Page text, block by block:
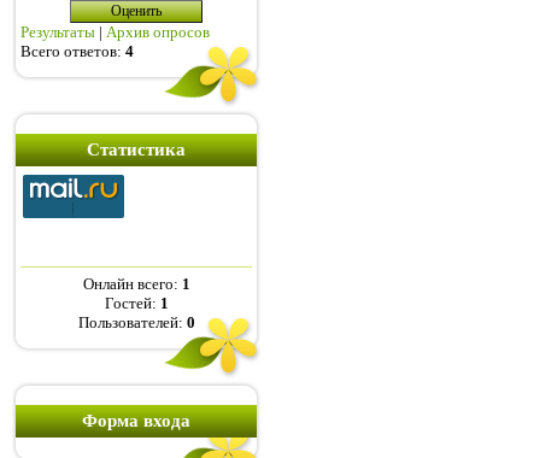
Результаты | Архив опросов
Всего ответов: 4
Статистика
Онлайн всего: 1
Гостей: 1
Пользователей: 0
Форма входа